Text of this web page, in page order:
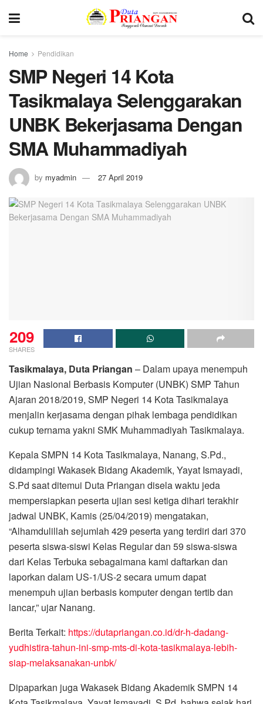
Home Pendidikan
SMP Negeri 14 Kota
Tasikmalaya Selenggarakan
UNBK Bekerjasama Dengan
SMA Muhammadiyah
by myadmin 27 April 2019
209
SHARES
Tasikmalaya, Duta Priangan – Dalam upaya menempuh
Ujian Nasional Berbasis Komputer (UNBK) SMP Tahun
Ajaran 2018/2019, SMP Negeri 14 Kota Tasikmalaya
menjalin kerjasama dengan pihak lembaga pendidikan
cukup ternama yakni SMK Muhammadiyah Tasikmalaya.
Kepala SMPN 14 Kota Tasikmalaya, Nanang, S.Pd.,
didampingi Wakasek Bidang Akademik, Yayat Ismayadi,
S.Pd saat ditemui Duta Priangan disela waktu jeda
mempersiapkan peserta ujian sesi ketiga dihari terakhir
jadwal UNBK, Kamis (25/04/2019) mengatakan,
“Alhamdulillah sejumlah 429 peserta yang terdiri dari 370
peserta siswa-siswi Kelas Regular dan 59 siswa-siswa
dari Kelas Terbuka sebagaimana kami daftarkan dan
laporkan dalam US-1/US-2 secara umum dapat
menempuh ujian berbasis komputer dengan tertib dan
lancar,” ujar Nanang.
Berita Terkait: https://dutapriangan.co.id/dr-h-dadang-
yudhistira-tahun-ini-smp-mts-di-kota-tasikmalaya-lebih-
siap-melaksanakan-unbk/
Dipaparkan juga Wakasek Bidang Akademik SMPN 14